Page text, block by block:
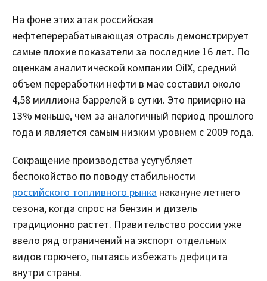
На фоне этих атак российская
нефтеперерабатывающая отрасль демонстрирует
самые плохие показатели за последние 16 лет. По
оценкам аналитической компании OilX, средний
объем переработки нефти в мае составил около
4,58 миллиона баррелей в сутки. Это примерно на
13% меньше, чем за аналогичный период прошлого
года и является самым низким уровнем с 2009 года.
Сокращение производства усугубляет
беспокойство по поводу стабильности
российского топливного рынка накануне летнего
сезона, когда спрос на бензин и дизель
традиционно растет. Правительство россии уже
ввело ряд ограничений на экспорт отдельных
видов горючего, пытаясь избежать дефицита
внутри страны.